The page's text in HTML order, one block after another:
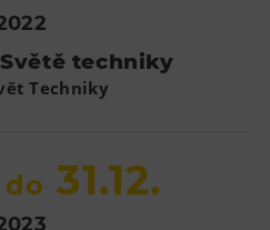
techniky
Techniky
do 31.12.